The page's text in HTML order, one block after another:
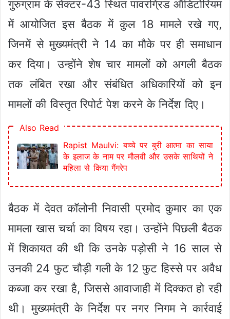
गुरुग्राम के सेक्टर-43 स्थित पावरग्रिड ऑडिटोरियम
में आयोजित इस बैठक में कुल 18 मामले रखे गए,
जिनमें से मुख्यमंत्री ने 14 का मौके पर ही समाधान
कर दिया। उन्होंने शेष चार मामलों को अगली बैठक
तक लंबित रखा और संबंधित अधिकारियों को इन
मामलों की विस्तृत रिपोर्ट पेश करने के निर्देश दिए।
Also Read
Rapist Maulvi: बच्चे पर बुरी आत्मा का साया
के इलाज के नाम पर मौलवी और उसके साथियों ने
महिला से किया गैंगरेप
बैठक में देवत कॉलोनी निवासी प्रमोद कुमार का एक
मामला खास चर्चा का विषय रहा। उन्होंने पिछली बैठक
में शिकायत की थी कि उनके पड़ोसी ने 16 साल से
उनकी 24 फुट चौड़ी गली के 12 फुट हिस्से पर अवैध
कब्जा कर रखा है, जिससे आवाजाही में दिक्कत हो रही
थी। मुख्यमंत्री के निर्देश पर नगर निगम ने कार्रवाई